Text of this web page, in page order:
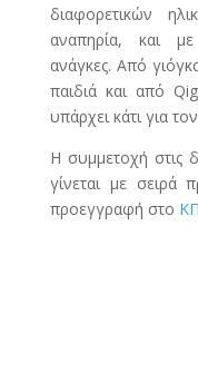
διαφορετικών
αναπηρία, και με
ανάγκες. Από
παιδιά και από
υπάρχει κάτι για
Η συμμετοχή στις
γίνεται με σειρά
προεγγραφή στο